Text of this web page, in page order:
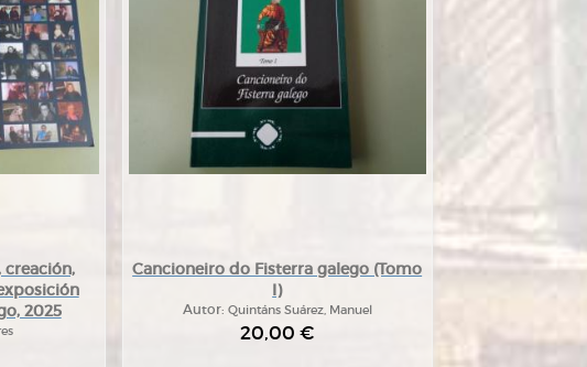
creación,
2025
Cancioneiro do Fisterra galego (Tomo
I)
Autor: Quintáns Suárez, Manuel
20,00 €